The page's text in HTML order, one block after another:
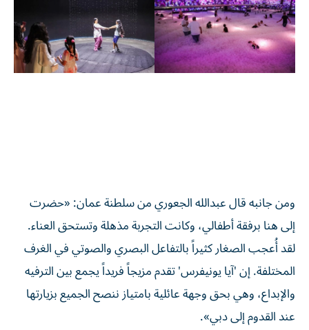
ومن جانبه قال عبدالله الجعوري من سلطنة عمان: «حضرت
إلى هنا برفقة أطفالي، وكانت التجربة مذهلة وتستحق العناء.
لقد أُعجب الصغار كثيراً بالتفاعل البصري والصوتي في الغرف
المختلفة. إن 'آيا يونيفرس' تقدم مزيجاً فريداً يجمع بين الترفيه
والإبداع، وهي بحق وجهة عائلية بامتياز ننصح الجميع بزيارتها
عند القدوم إلى دبي».